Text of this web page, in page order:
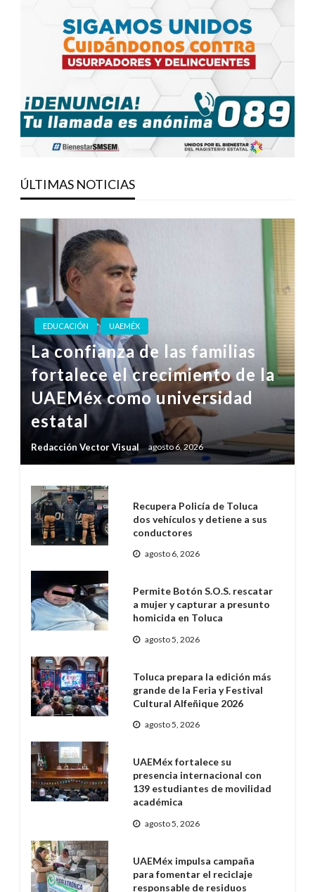
ÚLTIMAS NOTICIAS
EDUCACIÓN UAEMÉX
La confianza de las familias
fortalece el crecimiento de la
UAEMéx como universidad
estatal
Redacción Vector Visual agosto 6, 2026
Recupera Policía de Toluca
dos vehículos y detiene a sus
conductores
agosto 6, 2026
Permite Botón S.O.S. rescatar
a mujer y capturar a presunto
homicida en Toluca
agosto 5, 2026
Toluca prepara la edición más
grande de la Feria y Festival
Cultural Alfeñique 2026
agosto 5, 2026
UAEMéx fortalece su
presencia internacional con
139 estudiantes de movilidad
académica
agosto 5, 2026
UAEMéx impulsa campaña
para fomentar el reciclaje
responsable de residuos